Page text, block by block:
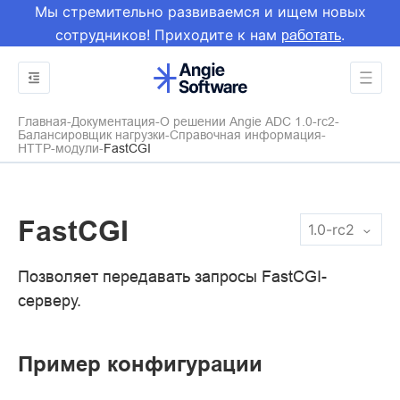
Мы стремительно развиваемся и ищем новых
сотрудников! Приходите к нам работать.
Главная Документация О решении Angie ADC 1.0-rc2
Балансировщик нагрузки Справочная информация
HTTP-модули FastCGI
1.0-rc2
FastCGI
Позволяет передавать запросы FastCGI-
серверу.
Пример конфигурации